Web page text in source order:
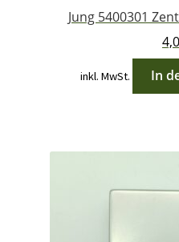
Jung 5400301
inkl. MwSt. In